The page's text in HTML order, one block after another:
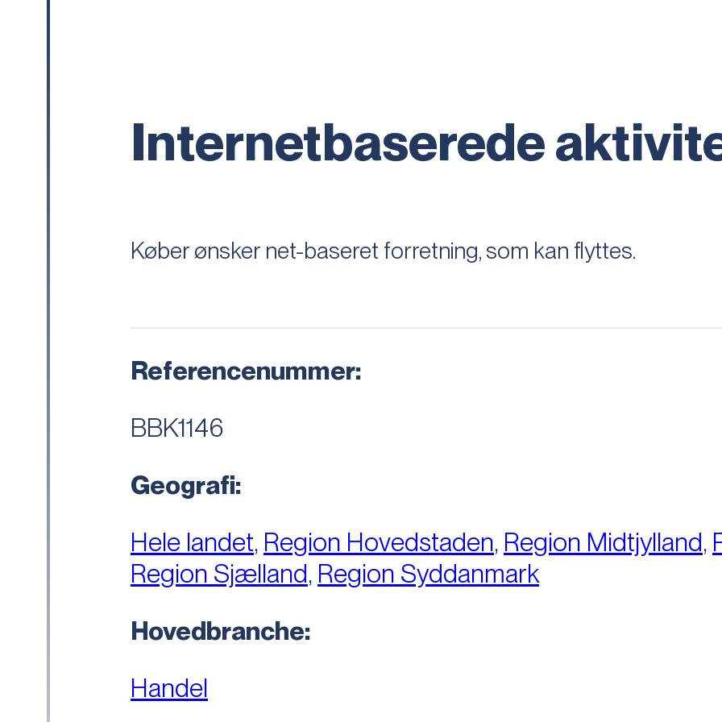
Internetbaserede
Køber ønsker net-baseret forretning, som kan flyttes.
Referencenummer:
BBK1146
Geografi:
Hele landet, Region Hovedstaden, Region Midtjylland,
Region Sjælland, Region Syddanmark
Hovedbranche:
Handel